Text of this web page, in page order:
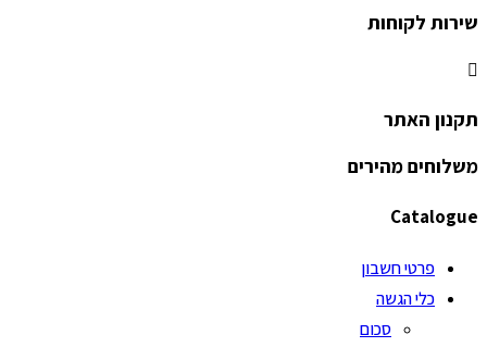
שירות לקוחות
תקנון האתר
משלוחים מהירים
Catalogue
פרטי חשבון
כלי הגשה
סכום